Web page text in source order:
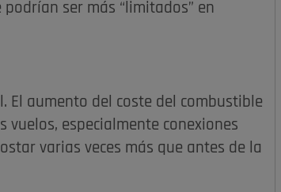
ser más “limitados” en
aumento del coste del combustible
especialmente conexiones
varias veces más que antes de la